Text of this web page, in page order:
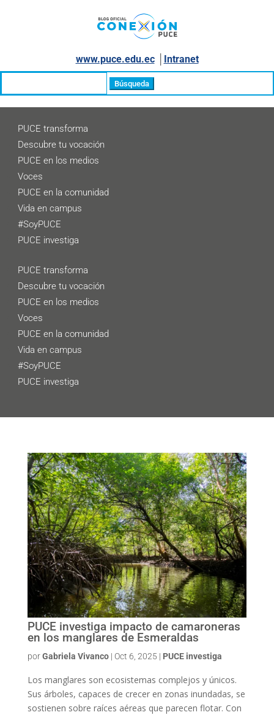
www.puce.edu.ec│ Intranet
PUCE transforma
Descubre tu vocación
PUCE en los medios
Voces
PUCE en la comunidad
Vida en campus
#SoyPUCE
PUCE investiga
PUCE transforma
Descubre tu vocación
PUCE en los medios
Voces
PUCE en la comunidad
Vida en campus
#SoyPUCE
PUCE investiga
PUCE investiga impacto de camaroneras
en los manglares de Esmeraldas
porGabriela Vivanco| Oct 6, 2025 | PUCE investiga
Los manglares son ecosistemas complejos y únicos.
Sus árboles, capaces de crecer en zonas inundadas, se
sostienen sobre raíces aéreas que parecen flotar. Con